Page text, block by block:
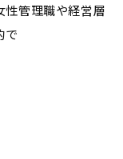
性管理職や経営層
で